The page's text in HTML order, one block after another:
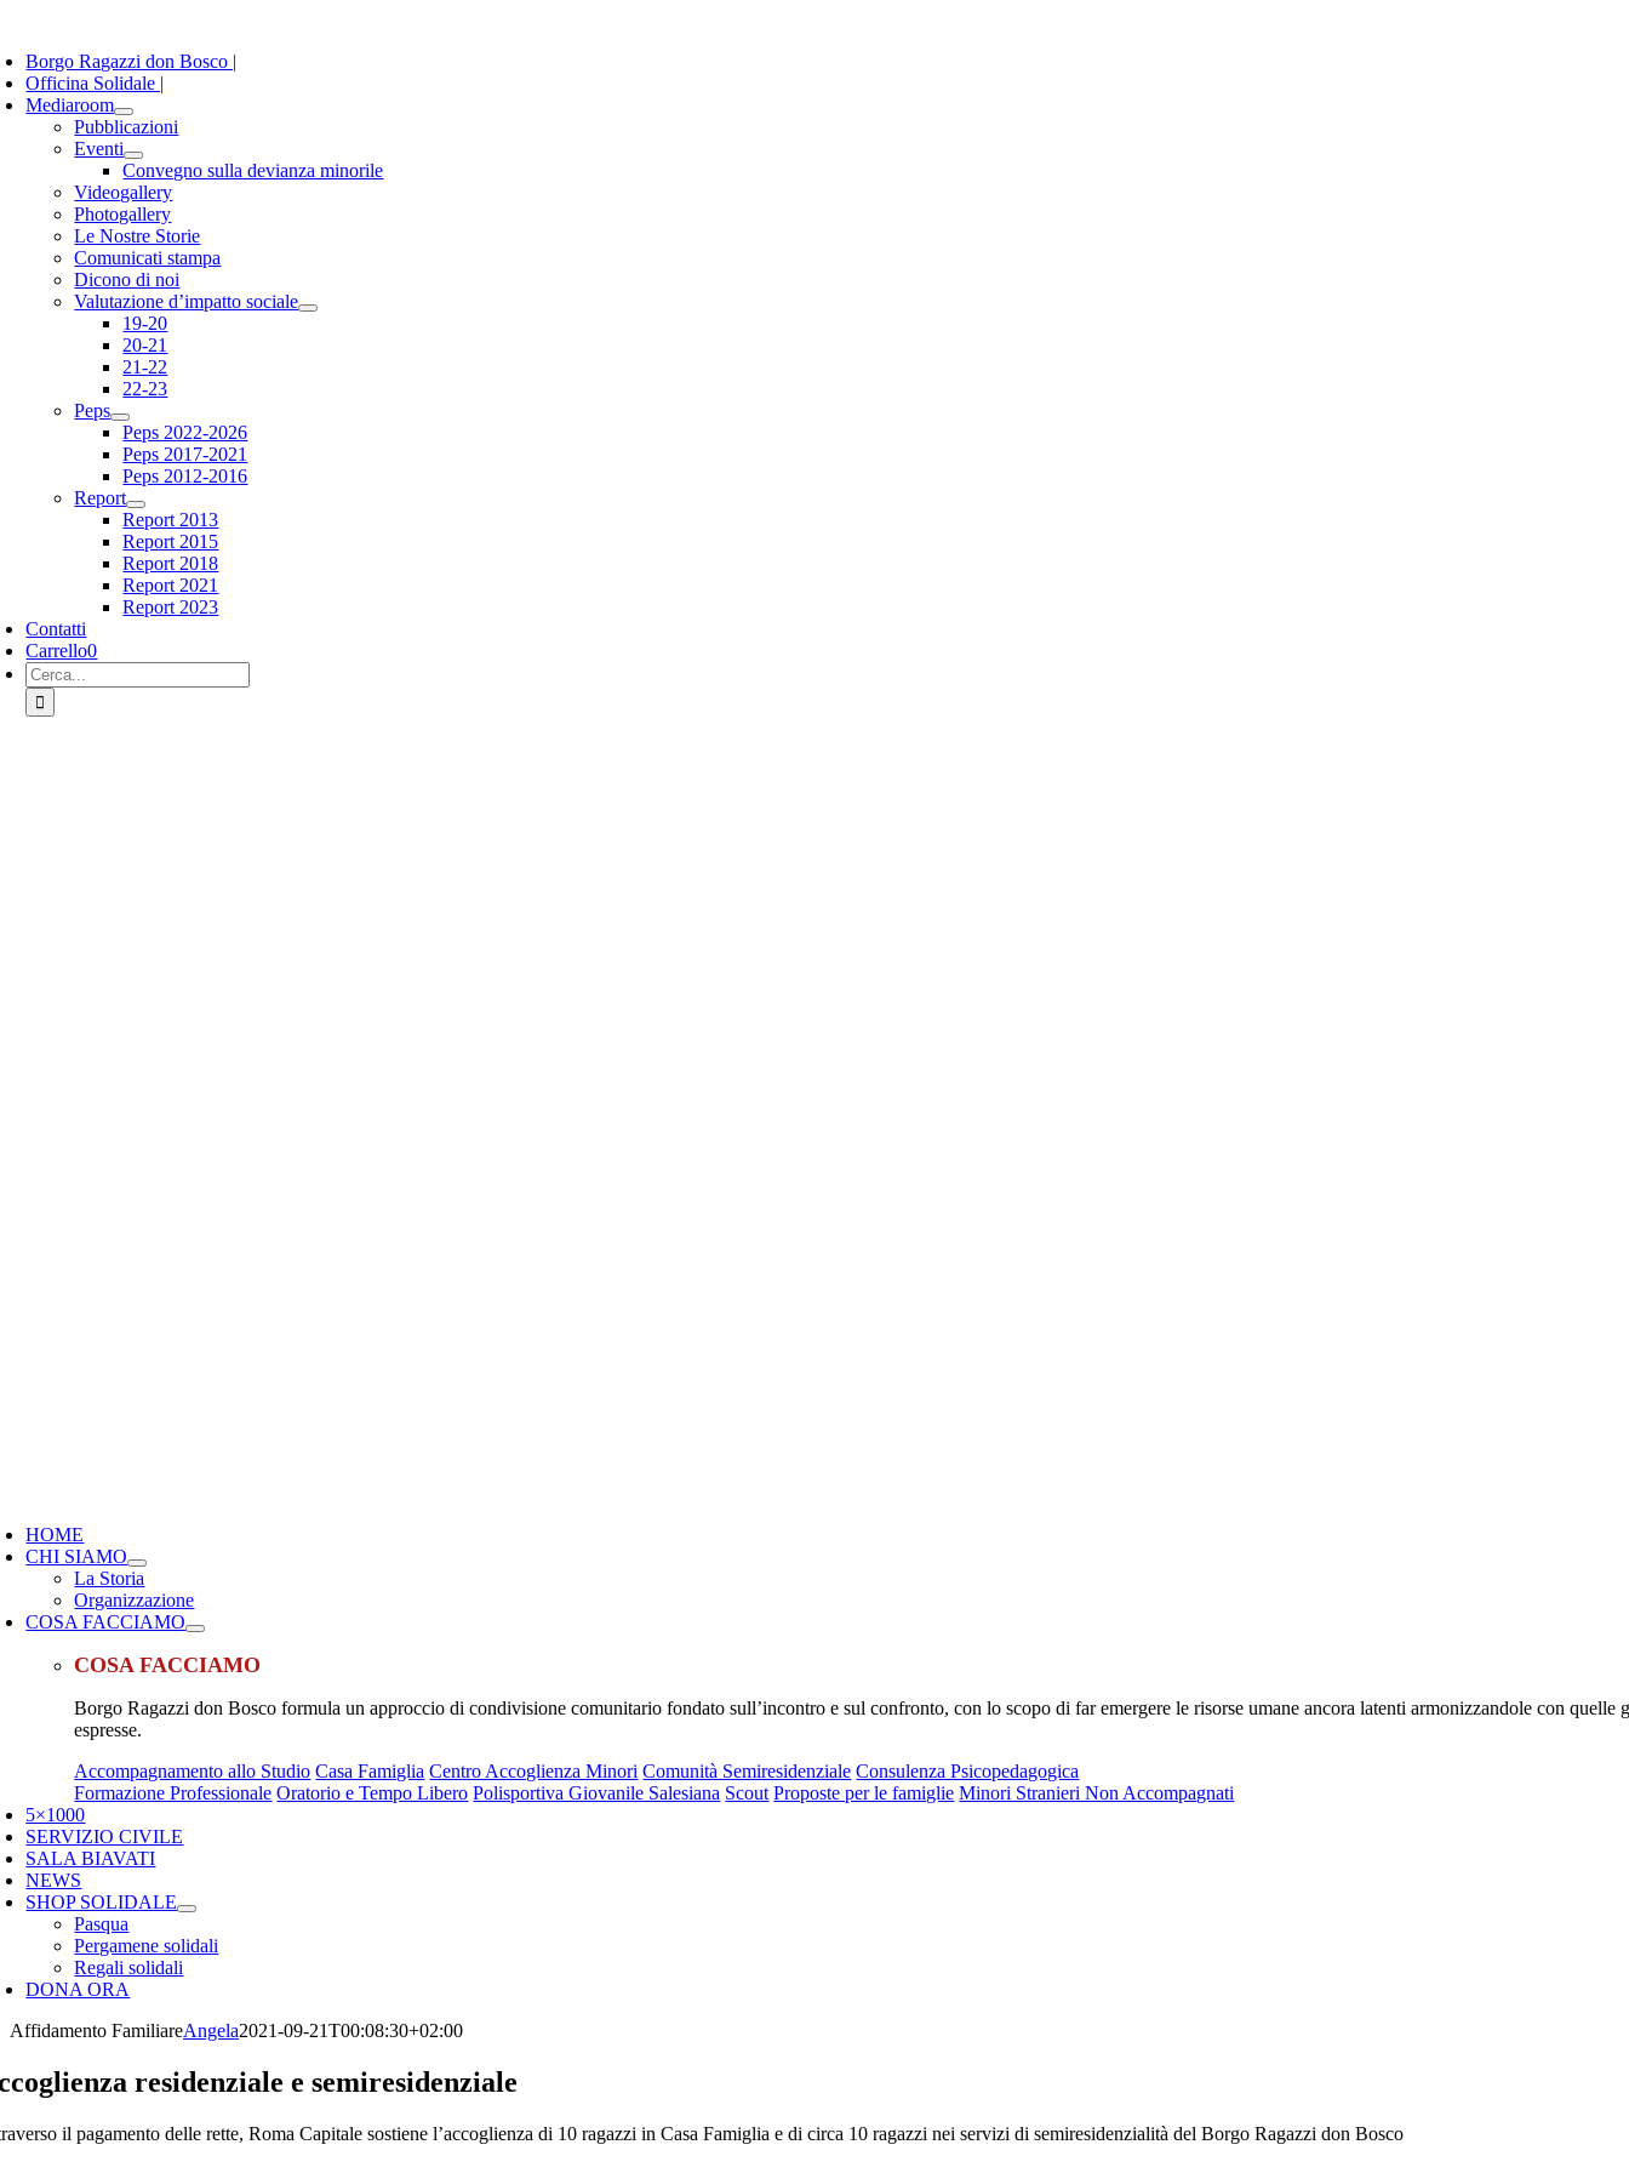
contenuto
Borgo Ragazzi don Bosco |
Officina Solidale |
Mediaroom
Pubblicazioni
Eventi
Convegno sulla devianza minorile
Videogallery
Photogallery
Le Nostre Storie
Comunicati stampa
Dicono di noi
Valutazione d’impatto sociale
19-20
20-21
21-22
22-23
Peps
Peps 2022-2026
Peps 2017-2021
Peps 2012-2016
Report
Report 2013
Report 2015
Report 2018
Report 2021
Report 2023
Contatti
Carrello0
Cerca
per:
HOME
CHI SIAMO
La Storia
Organizzazione
COSA FACCIAMO
COSA FACCIAMO
Borgo Ragazzi don Bosco formula un approccio di condivisione comunitario fondato sull’incontro e sul confronto, con lo scopo di far emergere le risorse umane ancora latenti armonizzandole con quelle
espresse.
Accompagnamento allo Studio Casa Famiglia Centro Accoglienza Minori Comunità Semiresidenziale Consulenza Psicopedagogica
Formazione Professionale Oratorio e Tempo Libero Polisportiva Giovanile Salesiana Scout Proposte per le famiglie Minori Stranieri Non Accompagnati
5×1000
SERVIZIO CIVILE
SALA BIAVATI
NEWS
SHOP SOLIDALE
Pasqua
Pergamene solidali
Regali solidali
DONA ORA
Affidamento FamiliareAngela2021-09-21T00:08:30+02:00
residenziale e semiresidenziale
il pagamento delle rette, Roma Capitale sostiene l’accoglienza di 10 ragazzi in Casa Famiglia e di circa 10 ragazzi nei servizi di semiresidenzialità del Borgo Ragazzi don Bosco